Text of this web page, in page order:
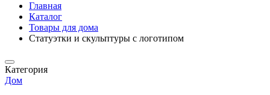
Главная
Каталог
Товары для дома
Статуэтки и скульптуры с логотипом
Категория
Дом